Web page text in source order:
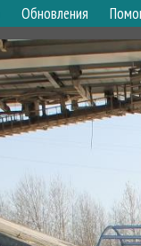
Обновления